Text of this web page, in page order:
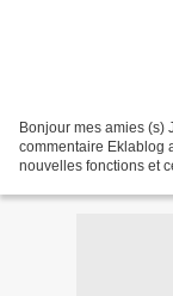
Bonjour mes amies (s)
commentaire Eklablog
nouvelles fonctions et